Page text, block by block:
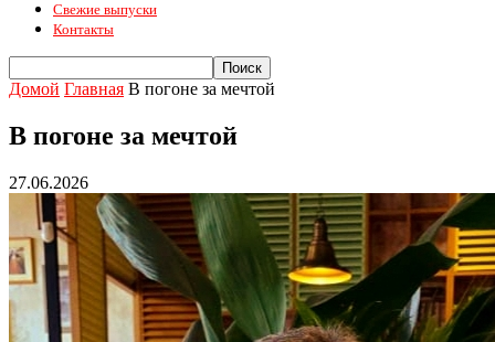
Свежие выпуски
Контакты
Домой Главная В погоне за мечтой
В погоне за мечтой
27.06.2026